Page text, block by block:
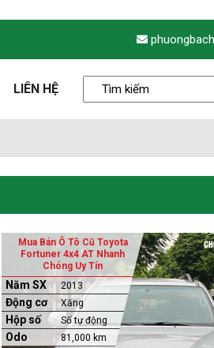
LIÊN HỆ
Mua Bán Ô Tô Cũ Toyota
Fortuner 4x4 AT Nhanh
Chóng Uy Tín
Năm SX 2013
Động cơ Xăng
Hộp số Số tự động
Odo 81,000 km